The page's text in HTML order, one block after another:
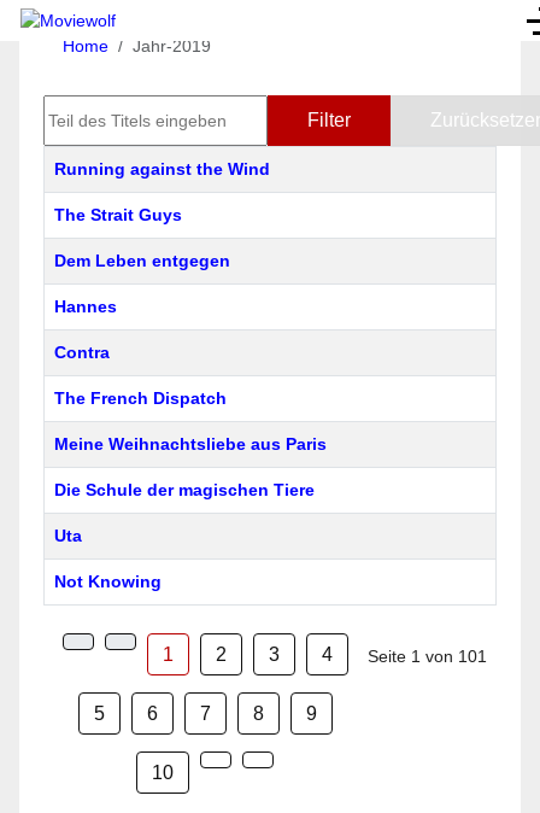
Home Jahr-2019
Filter
Titel
Running against the Wind
The Strait Guys
Dem Leben entgegen
Hannes
Contra
The French Dispatch
Meine Weihnachtsliebe aus Paris
Die Schule der magischen Tiere
Uta
Not Knowing
Seite 1 von 101
1 2 3 4
5 6 7 8 9
10